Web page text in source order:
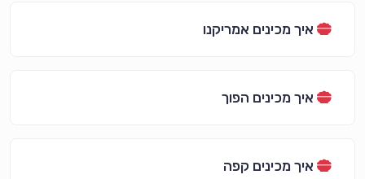
איך מכינים אמריקנו
איך מכינים הפוך
איך מכינים קפה